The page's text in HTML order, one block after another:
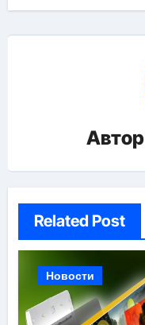
Автор
Related Post
Новости